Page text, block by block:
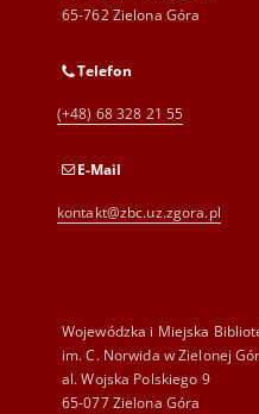
65-762 Zielona Góra
Telefon
(+48) 68 328 21 55
E-Mail
kontakt@zbc.uz.zgora.pl
Wojewódzka i Miejska
im. C. Norwida w Zielonej
al. Wojska Polskiego 9
65-077 Zielona Góra